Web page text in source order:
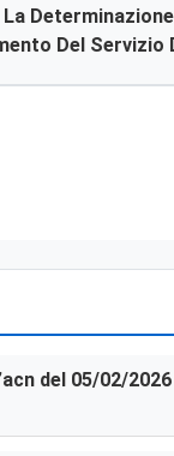
La Determinazione
Del Servizio
del 05/02/